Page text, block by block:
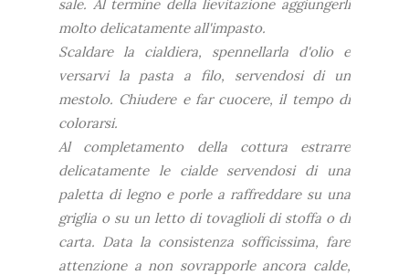
sale. Al termine della lievitazione aggiungerli
molto delicatamente all'impasto.
Scaldare la cialdiera, spennellarla d'olio e
versarvi la pasta a filo, servendosi di un
mestolo. Chiudere e far cuocere, il tempo di
colorarsi.
Al completamento della cottura estrarre
delicatamente le cialde servendosi di una
paletta di legno e porle a raffreddare su una
griglia o su un letto di tovaglioli di stoffa o di
carta. Data la consistenza sofficissima, fare
attenzione a non sovrapporle ancora calde,